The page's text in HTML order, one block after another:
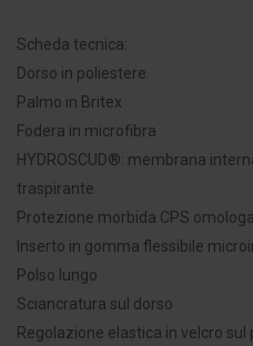
Scheda tecnica:
Dorso in poliestere
Palmo in Britex
Fodera in microfibra
HYDROSCUD®: membrana
traspirante
Protezione morbida CPS
Inserto in gomma flessibile
Polso lungo
Sciancratura sul dorso
Regolazione elastica in velcro sul